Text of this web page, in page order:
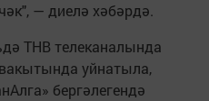
— диелә хәбәрдә.
ТНВ телеканалында
уйнатыла,
бергәлегендә